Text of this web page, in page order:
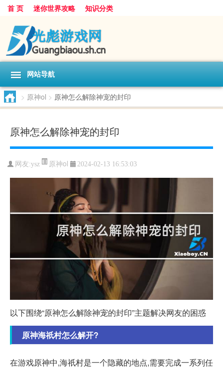
首 页 迷你世界攻略 知识分类
网站导航
> 原神ol > 原神怎么解除神宠的封印
原神怎么解除神宠的封印
网友:ysz 原神ol 2024-02-13 16:53:03
以下围绕“原神怎么解除神宠的封印”主题解决网友的困惑
原神海祇村怎么解开?
在游戏原神中,海祇村是一个隐藏的地点,需要完成一系列任